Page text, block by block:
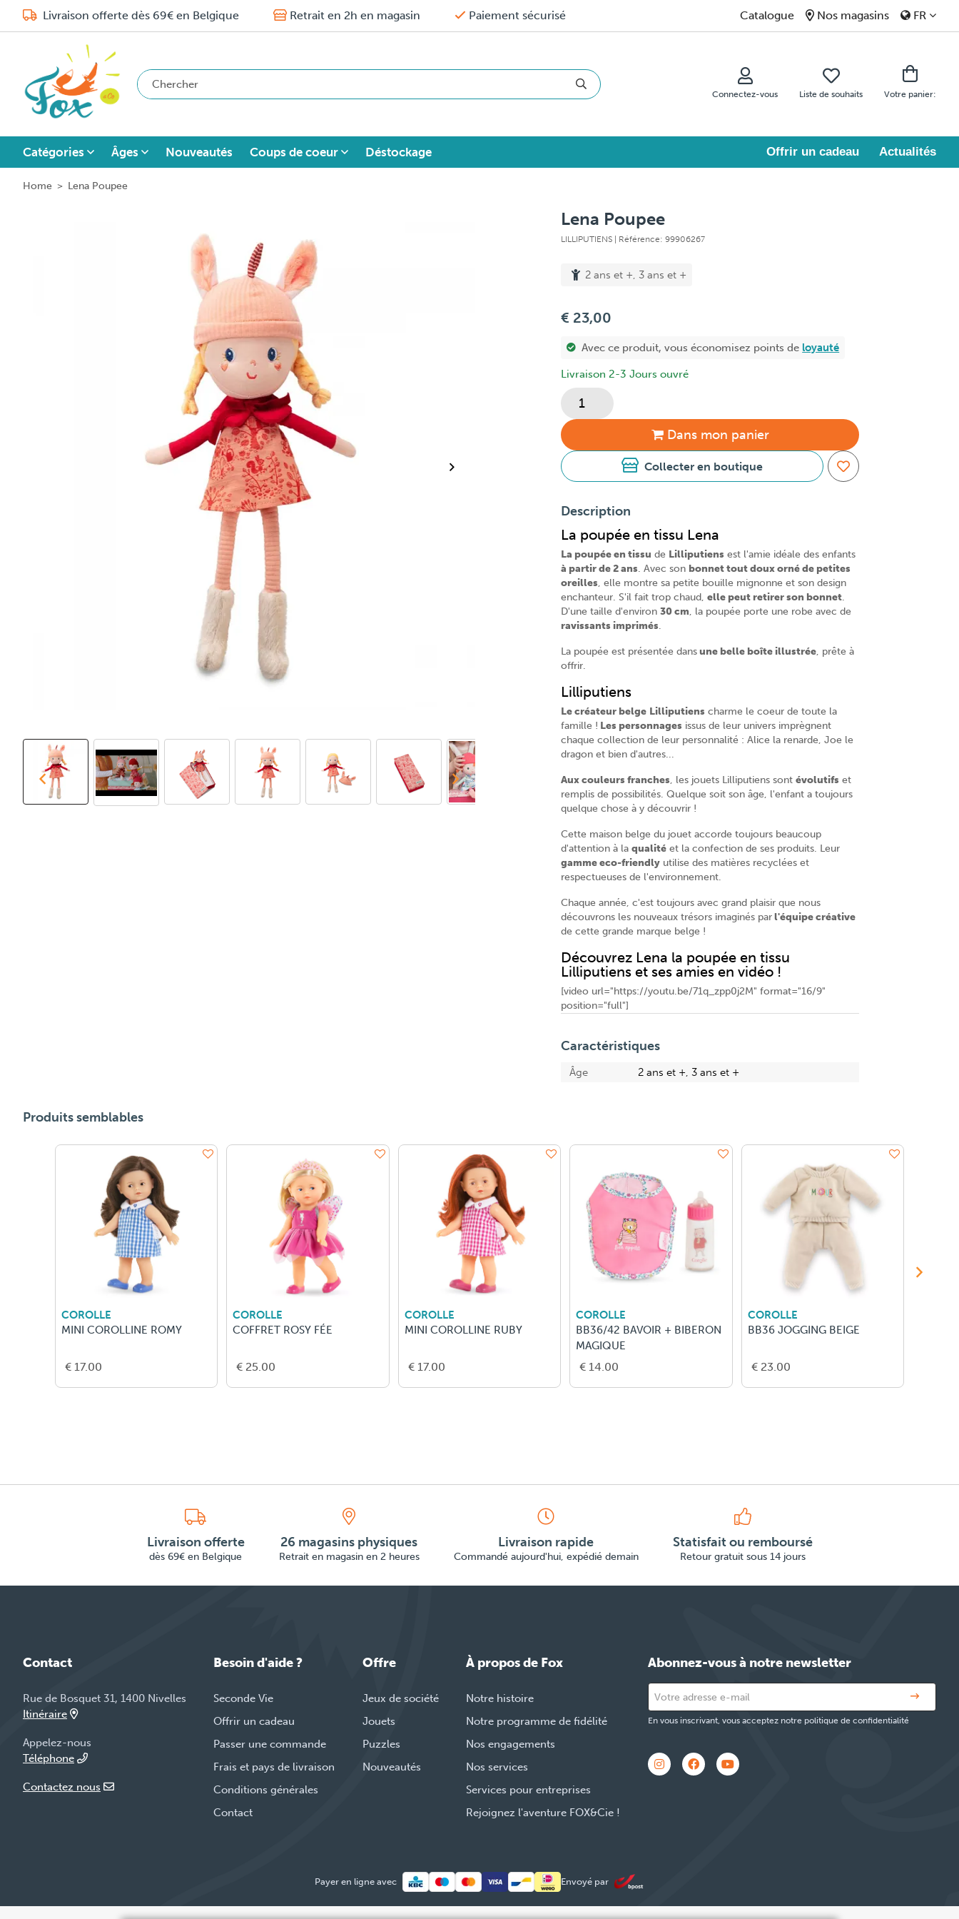
Livraison offerte dès 69€ en Belgique Retrait en 2h en magasin Paiement sécurisé Catalogue Nos magasins FR
Connectez-vous Liste de souhaits Votre panier:
Catégories Âges Nouveautés Coups de coeur Déstockage Offrir un cadeau Actualités
Home > Lena Poupee
Lena Poupee
LILLIPUTIENS | Référence: 99906267
2 ans et +, 3 ans et +
€ 23,00
Avec ce produit, vous économisez points de loyauté
Livraison 2-3 Jours ouvré
Dans mon panier
Collecter en boutique
Description
La poupée en tissu Lena
La poupée en tissu de Lilliputiens est l'amie idéale des enfants
à partir de 2 ans. Avec son bonnet tout doux orné de petites
oreilles, elle montre sa petite bouille mignonne et son design
enchanteur. S'il fait trop chaud,elle peut retirer son bonnet.
D'une taille d'environ30 cm, la poupée porte une robe avec de
ravissants imprimés.
La poupée est présentée dansune belle boîte illustrée, prête à
offrir.
Lilliputiens
Le créateur belge Lilliputiens charme le coeur de toute la
famille ! Les personnages issus de leur univers imprègnent
chaque collection de leur personnalité : Alice la renarde, Joe le
dragon et bien d'autres...
Aux couleurs franches, les jouets Lilliputiens sontévolutifs et
remplis de possibilités. Quelque soit son âge, l'enfant a toujours
quelque chose à y découvrir !
Cette maison belge du jouet accorde toujours beaucoup
d'attention à laqualité et la confection de ses produits. Leur
gamme eco-friendly utilise des matières recyclées et
respectueuses de l'environnement.
Chaque année, c'est toujours avec grand plaisir que nous
découvrons les nouveaux trésors imaginés parl'équipe créative
de cette grande marque belge !
Découvrez Lena la poupée en tissu
Lilliputiens et ses amies en vidéo !
[video url="https://youtu.be/71q_zpp0j2M" format="16/9"
position="full"]
Caractéristiques
Âge 2 ans et +, 3 ans et +
Produits semblables
COROLLE
MINI COROLLINE ROMY
€ 17.00
COROLLE
COFFRET ROSY FÉE
€ 25.00
COROLLE
MINI COROLLINE RUBY
€ 17.00
COROLLE
BB36/42 BAVOIR + BIBERON
MAGIQUE
€ 14.00
COROLLE
BB36 JOGGING BEIGE
€ 23.00
Livraison offerte
dès 69€ en Belgique
26 magasins physiques
Retrait en magasin en 2 heures
Livraison rapide
Commandé aujourd'hui, expédié demain
Statisfait ou remboursé
Retour gratuit sous 14 jours
Contact
Rue de Bosquet 31, 1400 Nivelles
Itinéraire
Appelez-nous
Téléphone
Contactez nous
Besoin d'aide ?
Seconde Vie
Offrir un cadeau
Passer une commande
Frais et pays de livraison
Conditions générales
Contact
Offre
Jeux de société
Jouets
Puzzles
Nouveautés
À propos de Fox
Notre histoire
Notre programme de fidélité
Nos engagements
Nos services
Services pour entreprises
Rejoignez l'aventure FOX&Cie !
Abonnez-vous à notre newsletter
En vous inscrivant, vous acceptez notre politique de confidentialité
Payer en ligne avec Envoyé par